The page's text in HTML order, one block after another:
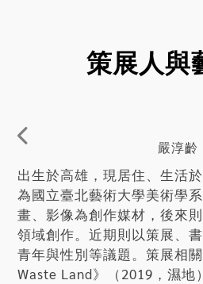
驗與身體」和「空間場域與
藉由藝術家的創作去呈現女
限地（site-specific）創作的
藝術館空間與周遭環境的流
進行考察與創作。李秀芬則
式化問題，並對評論機制與
時雍與姸青平時以演員為業
間流轉，思辨愛情的現實與
裝置，呈現女性自我審視與
策展人與
嚴淳齡
出生於高雄，現居住、生活
為國立臺北藝術大學美術學
畫、影像為創作媒材，後來
領域創作。近期則以策展、
青年與性別等議題。策展相
Waste Land》（2019，濕地